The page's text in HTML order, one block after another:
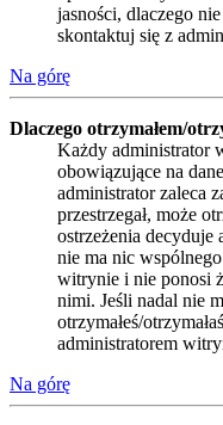
jasności, dlaczego
skontaktuj się z
Na górę
Dlaczego otrzymałem/
Każdy administrator
obowiązujące na
administrator zaleca
przestrzegał, może
ostrzeżenia
nie ma nic
witrynie i nie ponosi
nimi. Jeśli nadal nie
otrzymałeś/
administratorem
Na górę